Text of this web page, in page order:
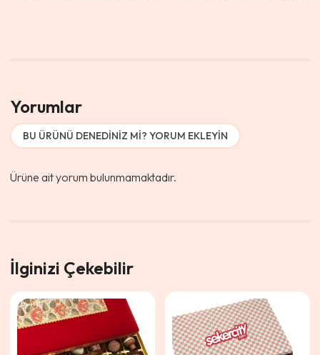
Yorumlar
BU ÜRÜNÜ DENEDINIZ MI? YORUM EKLEYIN
Ürüne ait yorum bulunmamaktadır.
İlginizi Çekebilir